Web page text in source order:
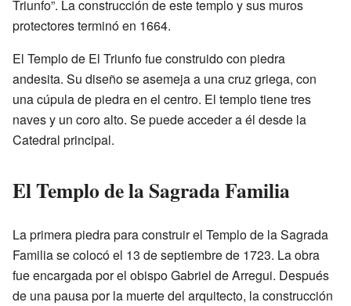
Triunfo”. La construcción de este templo y sus muros
protectores terminó en 1664.
El Templo de El Triunfo fue construido con piedra
andesita. Su diseño se asemeja a una cruz griega, con
una cúpula de piedra en el centro. El templo tiene tres
naves y un coro alto. Se puede acceder a él desde la
Catedral principal.
El Templo de la Sagrada Familia
La primera piedra para construir el Templo de la Sagrada
Familia se colocó el 13 de septiembre de 1723. La obra
fue encargada por el obispo Gabriel de Arregui. Después
de una pausa por la muerte del arquitecto, la construcción